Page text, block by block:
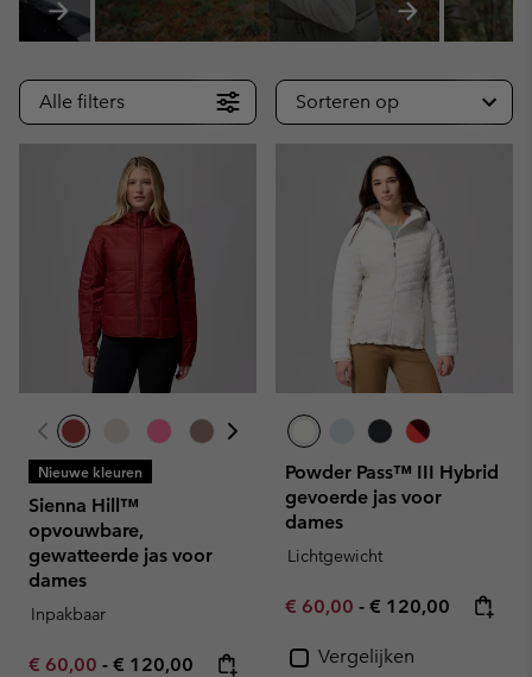
Alle filters Sorteren op
Nieuwe kleuren
Sienna Hill™
opvouwbare,
gewatteerde jas voor
dames
Inpakbaar
Minimum sale price:
€ 60,00 - Maximum price:
€ 120,00
Powder Pass™ III Hybrid
gevoerde jas voor
dames
Lichtgewicht
Minimum sale price:
€ 60,00 - Maximum price:
€ 120,00
Vergelijken